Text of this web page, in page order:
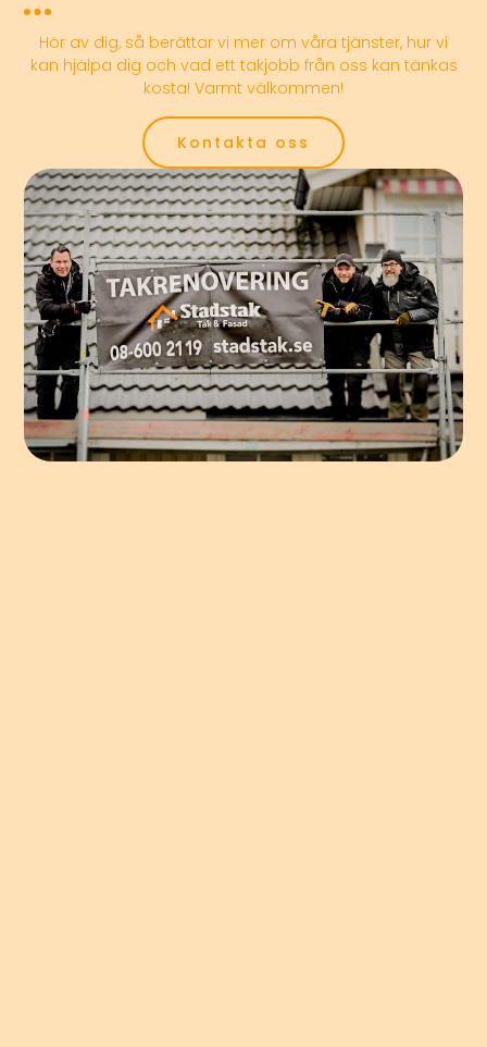
Hör av dig, så berättar vi mer om våra tjänster, hur vi
kan hjälpa dig och vad ett takjobb från oss kan tänkas
kosta! Varmt välkommen!
Kontakta oss